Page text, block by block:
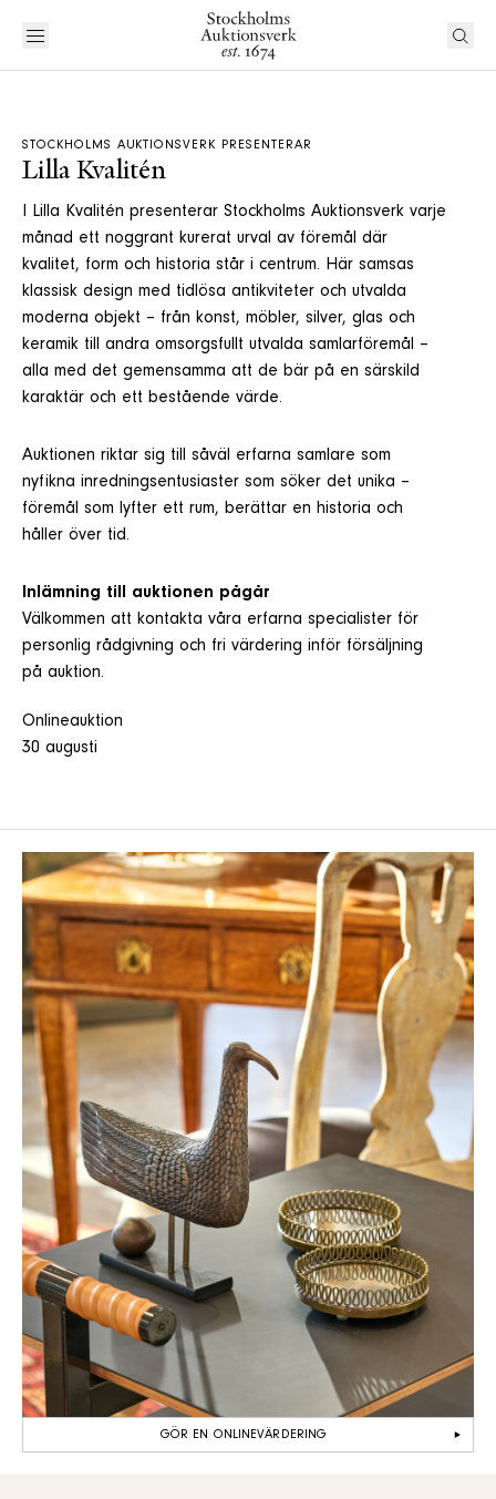
STOCKHOLMS AUKTIONSVERK PRESENTERAR
Lilla Kvalitén
I Lilla Kvalitén presenterar Stockholms Auktionsverk varje
månad ett noggrant kurerat urval av föremål där
kvalitet, form och historia står i centrum. Här samsas
klassisk design med tidlösa antikviteter och utvalda
moderna objekt – från konst, möbler, silver, glas och
keramik till andra omsorgsfullt utvalda samlarföremål –
alla med det gemensamma att de bär på en särskild
karaktär och ett bestående värde.
Auktionen riktar sig till såväl erfarna samlare som
nyfikna inredningsentusiaster som söker det unika –
föremål som lyfter ett rum, berättar en historia och
håller över tid.
Inlämning till auktionen pågår
Välkommen att kontakta våra erfarna specialister för
personlig rådgivning och fri värdering inför försäljning
på auktion.
Onlineauktion
30 augusti
GÖR EN ONLINEVÄRDERING